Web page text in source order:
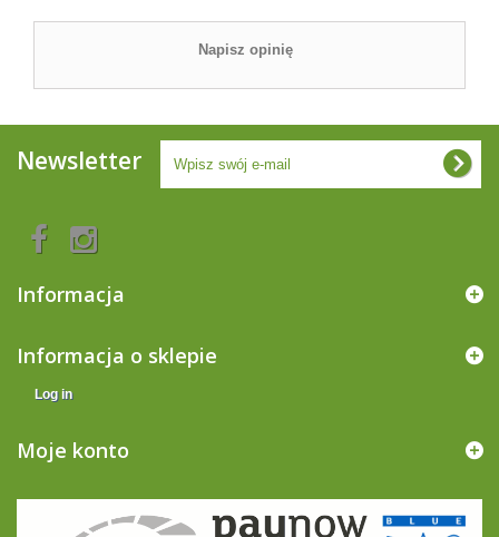
Napisz opinię
Newsletter
Informacja
Informacja o sklepie
Log in
Moje konto